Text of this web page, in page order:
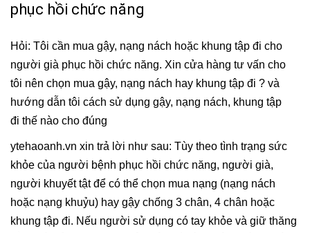
phục hồi chức năng
Hỏi: Tôi cần mua gậy, nạng nách hoặc khung tập đi cho
người già phục hồi chức năng. Xin cửa hàng tư vấn cho
tôi nên chọn mua gậy, nạng nách hay khung tập đi ? và
hướng dẫn tôi cách sử dụng gậy, nạng nách, khung tập
đi thế nào cho đúng
ytehaoanh.vn xin trả lời như sau: Tùy theo tình trạng sức
khỏe của người bệnh phục hồi chức năng, người già,
người khuyết tật để có thể chọn mua nạng (nạng nách
hoặc nạng khuỷu) hay gậy chống 3 chân, 4 chân hoặc
khung tập đi. Nếu người sử dụng có tay khỏe và giữ thăng